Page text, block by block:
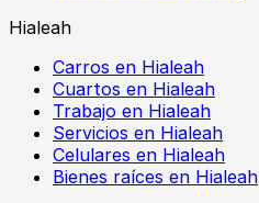
Hialeah
Carros en Hialeah
Cuartos en Hialeah
Trabajo en Hialeah
Servicios en Hialeah
Celulares en Hialeah
Bienes raíces en Hialeah